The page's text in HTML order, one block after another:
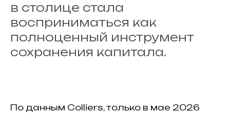
в столице стала
восприниматься как
полноценный инструмент
сохранения капитала.
По данным Colliers, только в мае 2026